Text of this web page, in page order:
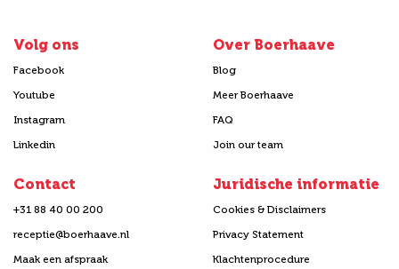
Volg ons
Facebook
Youtube
Instagram
Linkedin
Over Boerhaave
Blog
Meer Boerhaave
FAQ
Join our team
Contact
+31 88 40 00 200
receptie@boerhaave.nl
Maak een afspraak
Juridische informatie
Cookies & Disclaimers
Privacy Statement
Klachtenprocedure